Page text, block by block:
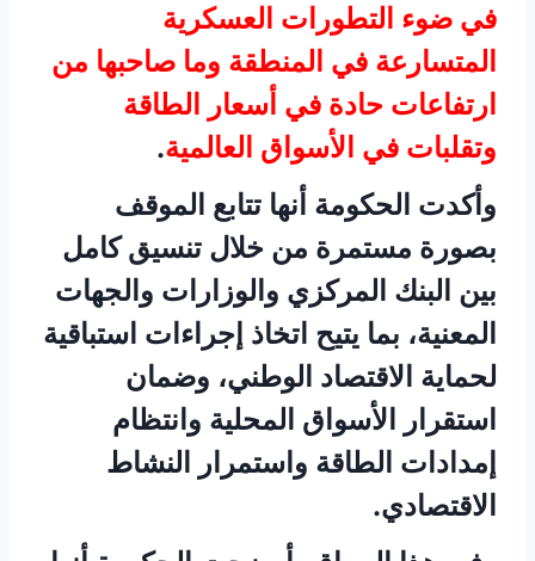
في ضوء التطورات العسكرية
المتسارعة في المنطقة وما صاحبها من
ارتفاعات حادة في أسعار الطاقة
وتقلبات في الأسواق العالمية.
وأكدت الحكومة أنها تتابع الموقف
بصورة مستمرة من خلال تنسيق كامل
بين البنك المركزي والوزارات والجهات
المعنية، بما يتيح اتخاذ إجراءات استباقية
لحماية الاقتصاد الوطني، وضمان
استقرار الأسواق المحلية وانتظام
إمدادات الطاقة واستمرار النشاط
الاقتصادي.